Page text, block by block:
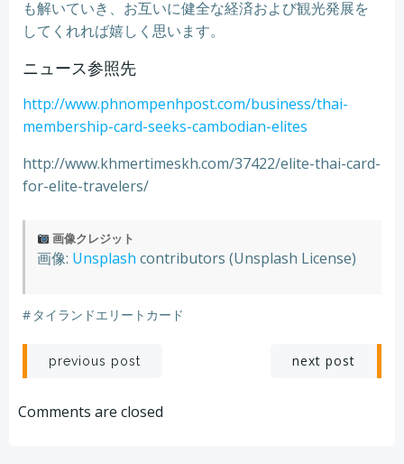
も解いていき、お互いに健全な経済および観光発展を
してくれれば嬉しく思います。
ニュース参照先
http://www.phnompenhpost.com/business/thai-
membership-card-seeks-cambodian-elites
http://www.khmertimeskh.com/37422/elite-thai-card-
for-elite-travelers/
画像クレジット
画像: Unsplash contributors (Unsplash License)
# タイランドエリートカード
Post
navigation
previous post next post
Comments are closed